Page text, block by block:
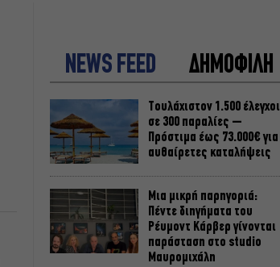
NEWS FEED ΔΗΜΟΦΙΛΗ
Τουλάχιστον 1.500 έλεγχοι
σε 300 παραλίες –
Πρόστιμα έως 73.000€ για
αυθαίρετες καταλήψεις
Μια μικρή παρηγοριά:
Πέντε διηγήματα του
Ρέυμοντ Κάρβερ γίνονται
παράσταση στο studio
Μαυρομιχάλη